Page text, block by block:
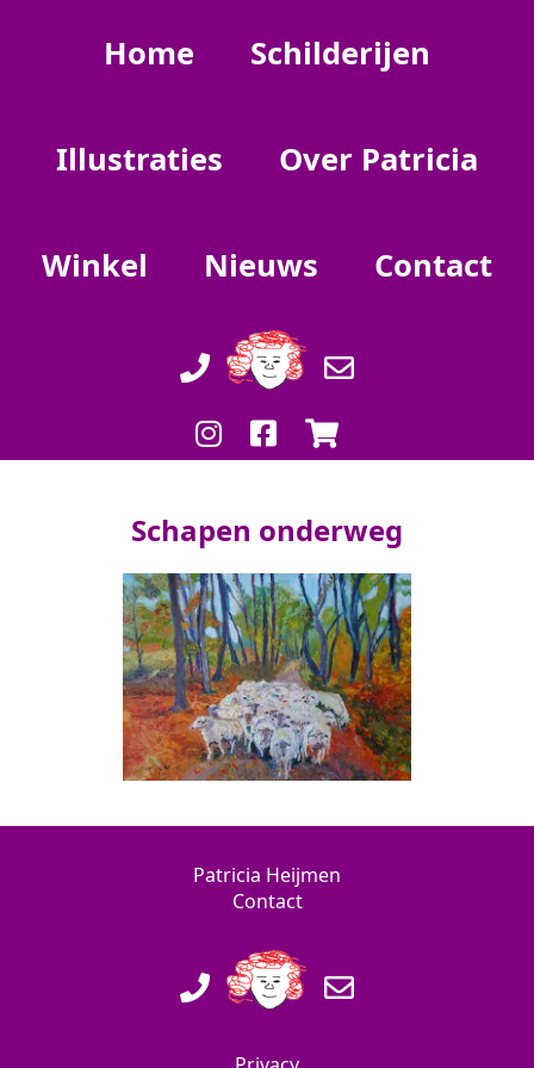
Home Schilderijen
Illustraties Over Patricia
Winkel Nieuws Contact
Schapen onderweg
Patricia Heijmen
Contact